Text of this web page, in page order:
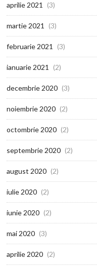
aprilie 2021 (3)
martie 2021 (3)
februarie 2021 (3)
ianuarie 2021 (2)
decembrie 2020 (3)
noiembrie 2020 (2)
octombrie 2020 (2)
septembrie 2020 (2)
august 2020 (2)
iulie 2020 (2)
iunie 2020 (2)
mai 2020 (3)
aprilie 2020 (2)